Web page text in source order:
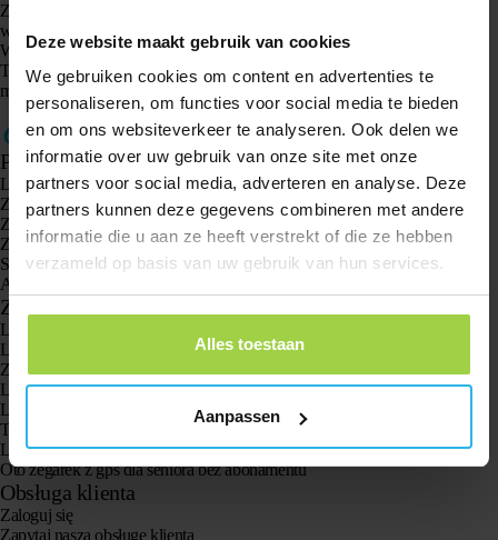
Deze website maakt gebruik van cookies
We gebruiken cookies om content en advertenties te
personaliseren, om functies voor social media te bieden
en om ons websiteverkeer te analyseren. Ook delen we
informatie over uw gebruik van onze site met onze
partners voor social media, adverteren en analyse. Deze
partners kunnen deze gegevens combineren met andere
informatie die u aan ze heeft verstrekt of die ze hebben
verzameld op basis van uw gebruik van hun services.
Alles toestaan
Aanpassen
Zaloguj się na nowe konto online, a na ekranie pojawi się prośba o
wpisanie kodu Spottera.
Wpisz 12-znakowy kod Spottera, który znajduje się na karcie.
Teraz Spotter jest przypisany do Twojego nowego konta, a Twój adres e-
mail został zmieniony.
Produkty
Lokalizator GPS Spotter X10
Zegarek GPS Spotter Senior
Zegarek GPS Spotter Explorer
Zegarek GPS dla dzieci Spotter
Spotter CatX
Animal Spotter
Zastosowania
Lokalizatory GPS
Lokalizator GPS dla dzieci
Zegarki GPS dla dzieci
Lokalizator GPS dla kotów
Lokalizator GPS dla psów
Tracker GPS dla seniorów z przyciskiem SOS
Lokalizator GPS w przypadku demencji i choroby Alzheimera
Oto zegarek z gps dla seniora bez abonamentu
Obsługa klienta
Zaloguj się
Zapytaj naszą obsługę klienta